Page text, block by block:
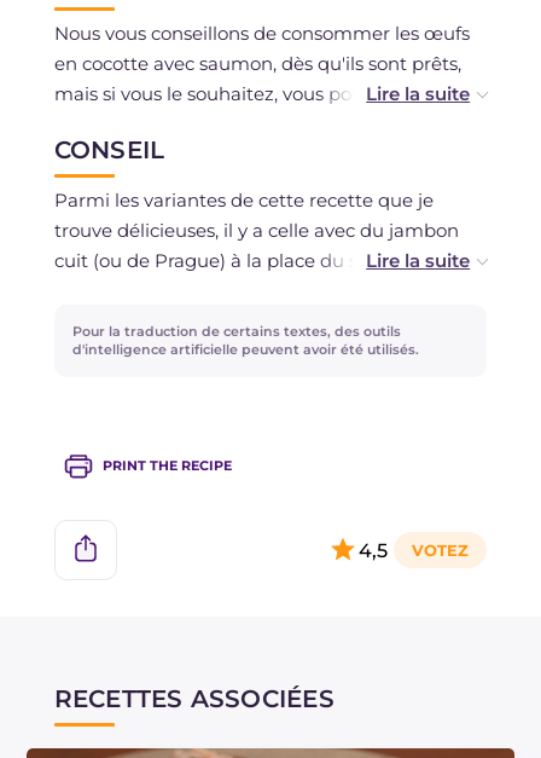
Nous vous conseillons de consommer les œufs
en cocotte avec saumon, dès qu'ils sont prêts,
mais si vous le souhaitez, vous pouvez les
fermés, pendant un jour maximum.
CONSEIL
Parmi les variantes de cette recette que je
trouve délicieuses, il y a celle avec du jambon
cuit (ou de Prague) à la place du saumon; celle
et des légumes grillés (ou sautés, en dés ou en
julienne); et celle pour une soirée unique : œufs
Pour la traduction de certains textes, des outils
d'intelligence artificielle peuvent avoir été utilisés.
PRINT THE RECIPE
4,5
RECETTES ASSOCIÉES